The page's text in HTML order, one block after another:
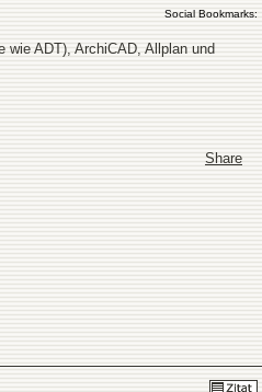
Social Bookmarks:
ADT), ArchiCAD, Allplan und
Share